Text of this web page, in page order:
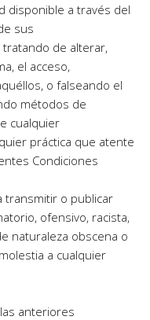
disponible a través del
sus
de alterar,
el acceso,
o falseando el
métodos de
cualquier
práctica que atente
Condiciones
transmitir o publicar
ofensivo, racista,
naturaleza obscena o
a cualquier
anteriores